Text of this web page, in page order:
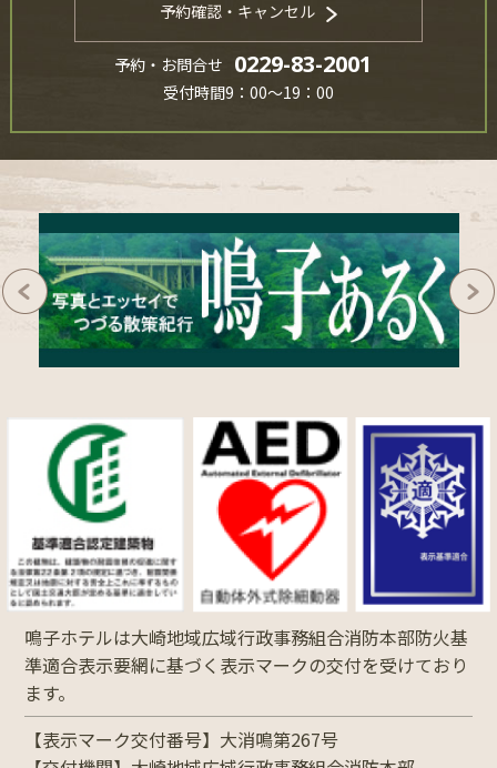
予約確認・キャンセル
予約・お問合せ 0229-83-2001
受付時間9：00～19：00
鳴子ホテルは大崎地域広域行政事務組合消防本部防火基
準適合表示要網に基づく表示マークの交付を受けており
ます。
【表示マーク交付番号】大消鳴第267号